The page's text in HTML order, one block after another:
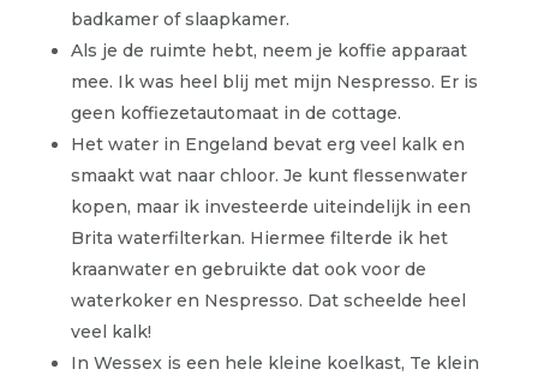
badkamer of slaapkamer.
Als je de ruimte hebt, neem je koffie apparaat
mee. Ik was heel blij met mijn Nespresso. Er is
geen koffiezetautomaat in de cottage.
Het water in Engeland bevat erg veel kalk en
smaakt wat naar chloor. Je kunt flessenwater
kopen, maar ik investeerde uiteindelijk in een
Brita waterfilterkan. Hiermee filterde ik het
kraanwater en gebruikte dat ook voor de
waterkoker en Nespresso. Dat scheelde heel
veel kalk!
In Wessex is een hele kleine koelkast, Te klein